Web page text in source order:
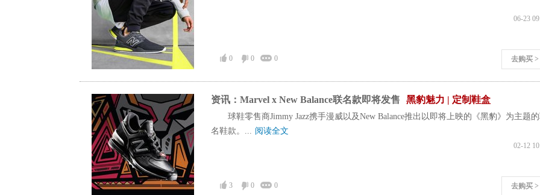
06-23
去购买 >
0 0 0
资讯：Marvel x New Balance联名款即将发售 黑豹魅力 | 定制鞋盒
球鞋零售商Jimmy Jazz携手漫威以及New Balance推出以即将上映的《黑豹》为主题
名鞋款。... 阅读全文
02-12
去购买 >
3 0 0